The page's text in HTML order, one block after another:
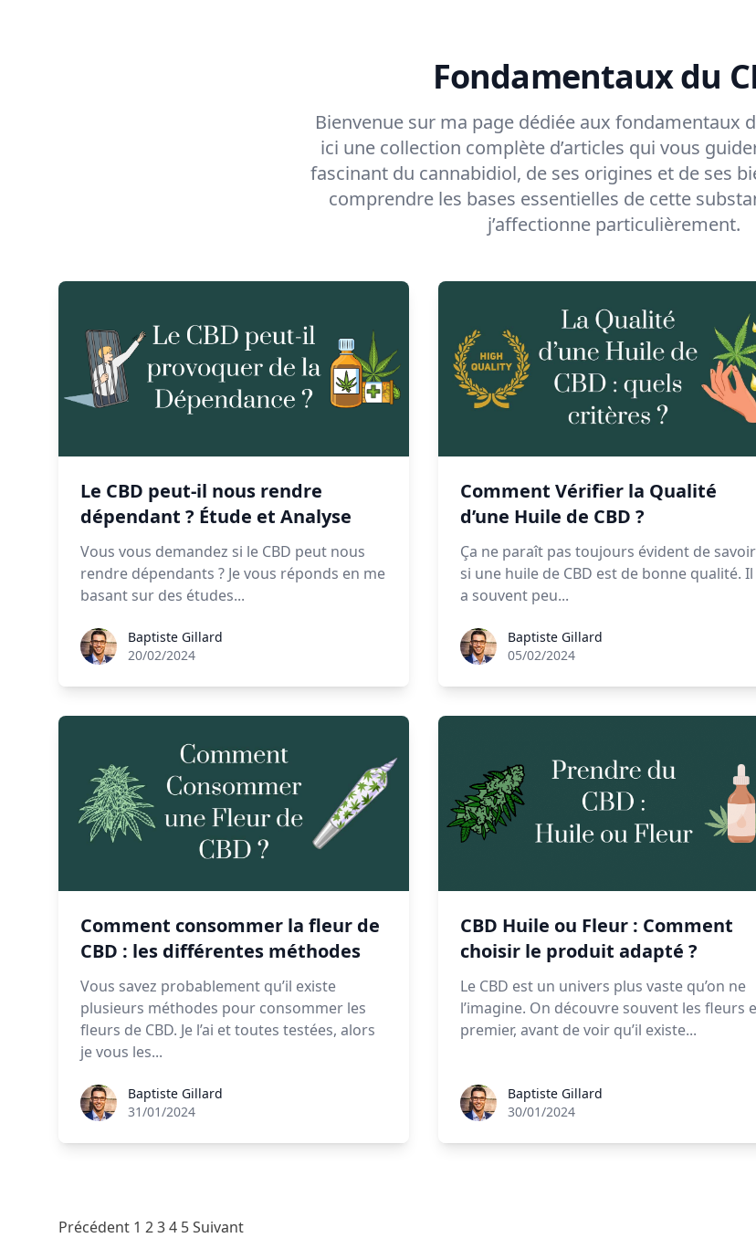
Fondamentaux du
Bienvenue sur ma page dédiée aux fondamentaux
ici une collection complète d’articles qui vous
fascinant du cannabidiol, de ses origines et de ses
comprendre les bases essentielles de cette
j’affectionne particulièrement.
Le CBD peut-il nous rendre
dépendant ? Étude et Analyse
Vous vous demandez si le CBD peut nous
rendre dépendants ? Je vous réponds en me
basant sur des études...
Baptiste Gillard
Baptiste Gillard
20/02/2024
Comment Vérifier la Qualité
d’une Huile de CBD ?
Ça ne paraît pas toujours évident de savoir
si une huile de CBD est de bonne qualité. Il
a souvent peu...
Baptiste Gillard
Baptiste Gillard
05/02/2024
Comment consommer la fleur de
CBD : les différentes méthodes
Vous savez probablement qu’il existe
plusieurs méthodes pour consommer les
fleurs de CBD. Je l’ai et toutes testées, alors
je vous les...
Baptiste Gillard
Baptiste Gillard
31/01/2024
CBD Huile ou Fleur : Comment
choisir le produit adapté ?
Le CBD est un univers plus vaste qu’on ne
l’imagine. On découvre souvent les fleurs
premier, avant de voir qu’il existe...
Baptiste Gillard
Baptiste Gillard
30/01/2024
Pagination
Précédent 1 234 5Suivant